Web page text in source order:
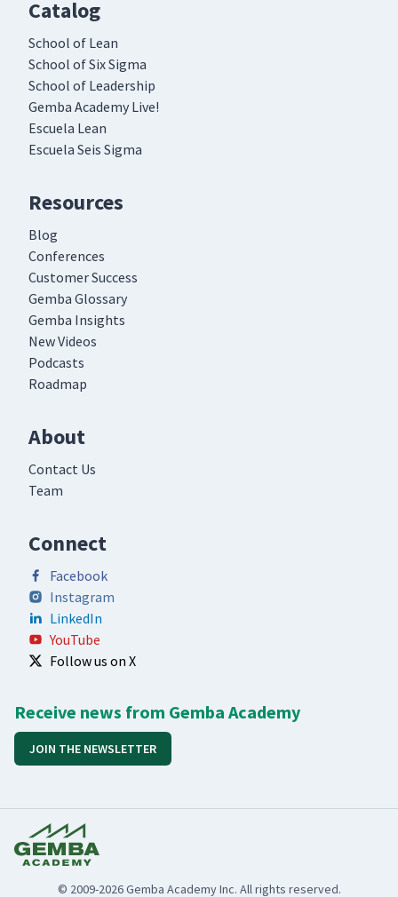
Catalog
School of Lean
School of Six Sigma
School of Leadership
Gemba Academy Live!
Escuela Lean
Escuela Seis Sigma
Resources
Blog
Conferences
Customer Success
Gemba Glossary
Gemba Insights
New Videos
Podcasts
Roadmap
About
Contact Us
Team
Connect
Facebook
Instagram
LinkedIn
YouTube
Follow us on X
Receive news from Gemba Academy
JOIN THE NEWSLETTER
© 2009-2026 Gemba Academy Inc. All rights reserved.